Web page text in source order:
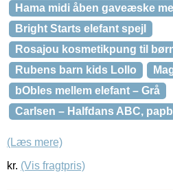
Hama midi åben gaveæske
Bright Starts elefant spejl
Rosajou kosmetikpung til
Rubens barn kids Lollo
bObles mellem elefant – Grå
Carlsen – Halfdans ABC,
(Læs mere)
kr. (Vis fragtpris)